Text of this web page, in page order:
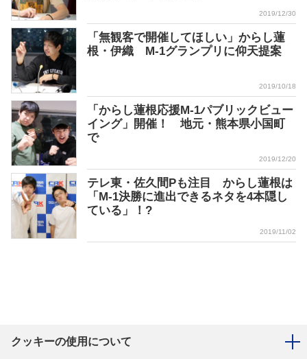
2019/12/30
「無観客で開催してほしい」からし蓮
根・伊織 M-1グランプリに仰天提案
2019/10/18
「からし蓮根応援M-1パブリックビュー
イング」開催！ 地元・熊本県小国町
で
2019/12/20
テレ東・佐久間Pも注目 からし蓮根は
「M-1決勝に進出できるネタを4本隠し
ている」！?
2019/11/02
クッキーの使用について